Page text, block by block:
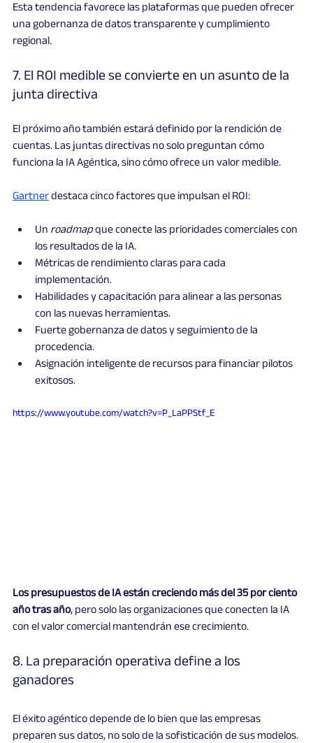
Esta tendencia favorece las plataformas que pueden ofrecer
una gobernanza de datos transparente y cumplimiento
regional.
7. El ROI medible se convierte en un asunto de la
junta directiva
El próximo año también estará definido por la rendición de
cuentas. Las juntas directivas no solo preguntan cómo
funciona la IA Agéntica, sino cómo ofrece un valor medible.
Gartner destaca cinco factores que impulsan el ROI:
Un roadmap que conecte las prioridades comerciales con
los resultados de la IA.
Métricas de rendimiento claras para cada
implementación.
Habilidades y capacitación para alinear a las personas
con las nuevas herramientas.
Fuerte gobernanza de datos y seguimiento de la
procedencia.
Asignación inteligente de recursos para financiar pilotos
exitosos.
https://www.youtube.com/watch?v=P_LaPPStf_E
Los presupuestos de IA están creciendo más del 35 por ciento
año tras año, pero solo las organizaciones que conecten la IA
con el valor comercial mantendrán ese crecimiento.
8. La preparación operativa define a los
ganadores
El éxito agéntico depende de lo bien que las empresas
preparen sus datos, no solo de la sofisticación de sus modelos.